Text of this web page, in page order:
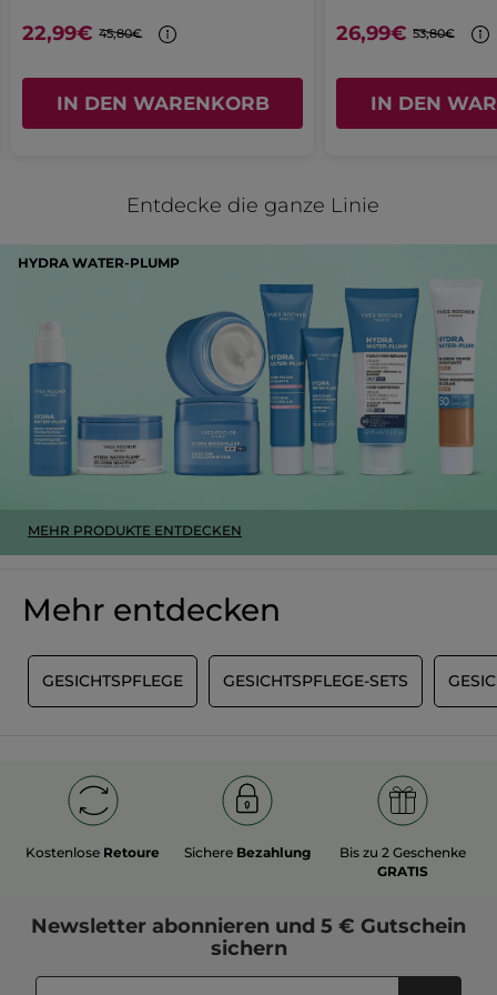
geöffnet.
Ursprünglich veröffentlicht zu
Hilfreich? Ja ·0 Nein ·0
22,99€ 45,80€
IN DEN WARENKORB
26,99€ 53,80€
IN DEN
Entdecke die ganze Linie
HYDRA WATER-PLUMP
MEHR PRODUKTE ENTDECKEN
Mehr entdecken
GESICHTSPFLEGE GESICHTSPFLEGE-SETS
Kostenlose Retoure Sichere Bezahlung
Bis zu 2 Geschenke
GRATIS
Newsletter abonnieren und 5 € Gutschein
sichern